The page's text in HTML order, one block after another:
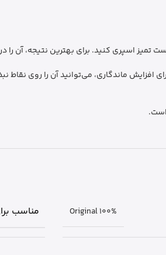
تمیز اسپری کنید. برای بهترین نتیجه، آن
افزایش ماندگاری، می‌توانید آن را روی
Original 100% مناسب